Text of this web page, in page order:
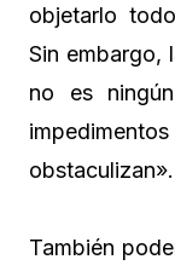
objetarlo
Sin embargo,
no es
obstaculizan».
También